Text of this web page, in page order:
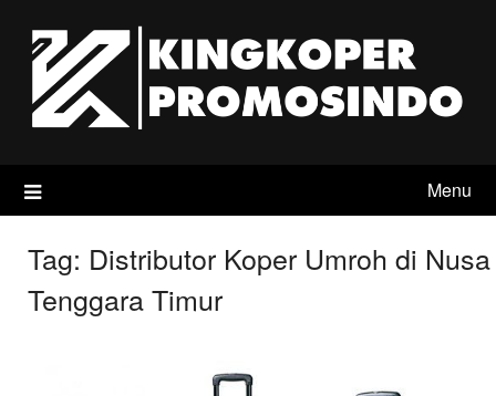
content
Menu
Tag: Distributor Koper Umroh di Nusa
Tenggara Timur